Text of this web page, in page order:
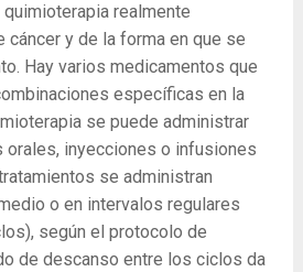
realmente
cáncer y de la forma en que se
Hay varios medicamentos que
específicas en la
se puede administrar
orales, inyecciones o infusiones
se administran
o en intervalos regulares
según el protocolo de
de descanso entre los ciclos da